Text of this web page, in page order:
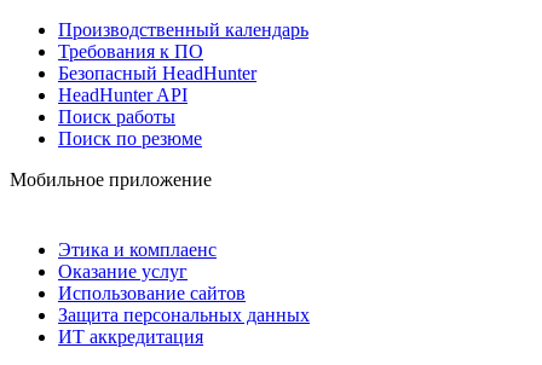
Производственный календарь
Требования к ПО
Безопасный HeadHunter
HeadHunter API
Поиск работы
Поиск по резюме
Мобильное приложение
Этика и комплаенс
Оказание услуг
Использование сайтов
Защита персональных данных
ИТ аккредитация